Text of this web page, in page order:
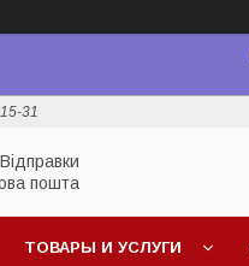
31
пошта
ТОВАРЫ И УСЛУГИ